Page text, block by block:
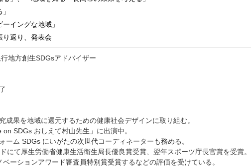
イングな地域」
り返り、発表会
地方創生SDGsアドバイザー
成果を地域に還元するための健康社会デザインに取り組む。
SDGs おしえて村山先生」に出演中。
ーム SDGs にいがたの次世代コーディネーターも務める。
にて厚生労働省健康生活衛生局長優良賞受賞、翌年スポーツ庁長官賞を受賞。
ーションアワード審査員特別賞受賞するなどの評価を受けている。